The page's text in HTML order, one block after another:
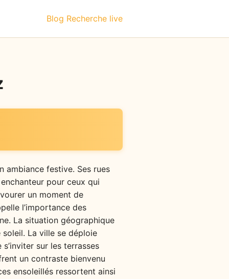
Blog Recherche live
ambiance festive. Ses rues
pour ceux qui
un moment de
l’importance des
La situation géographique
La ville se déploie
sur les terrasses
un contraste bienvenu
ensoleillés ressortent ainsi